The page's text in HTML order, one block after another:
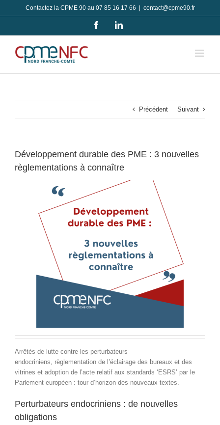
au
Contactez la CPME 90 au 07 85 16 17 66 contact@cpme90.fr
FacebookLinkedIn
Précédent Suivant
Développement durable des PME : 3 nouvelles
règlementations à connaître
Arrêtés de lutte contre les perturbateurs
endocriniens, règlementation de l’éclairage des bureaux et des
vitrines et adoption de l’acte relatif aux standards ‘ESRS’ par le
Parlement européen : tour d’horizon des nouveaux textes.
Perturbateurs endocriniens : de nouvelles
obligations